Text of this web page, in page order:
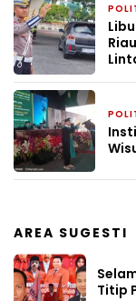
AREA SUGESTI
Titip